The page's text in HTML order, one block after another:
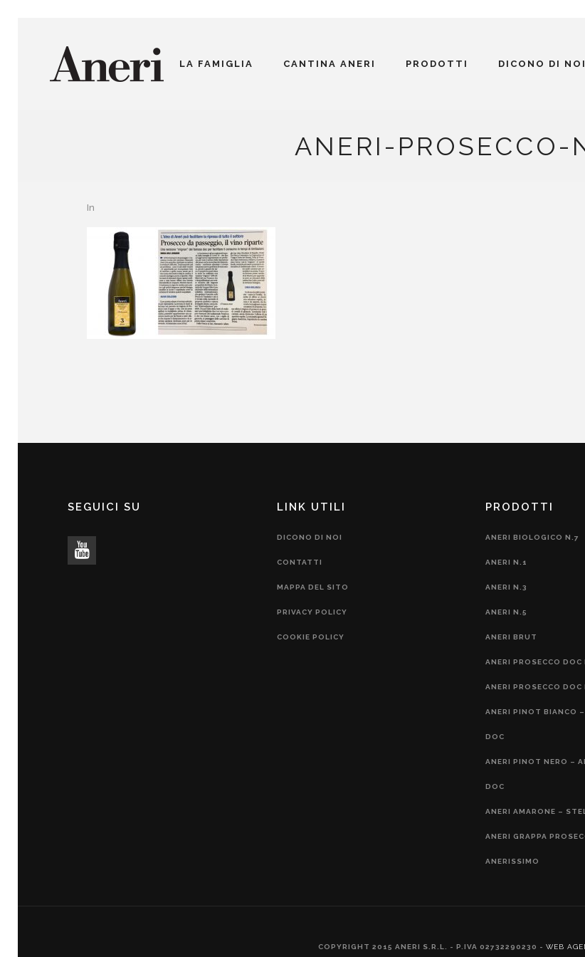
LA FAMIGLIA CANTINA ANERI PRODOTTI DICONO DI NOI
ANERI-PROSECCO-
In
SEGUICI SU LINK UTILI
DICONO DI NOI
CONTATTI
MAPPA DEL SITO
PRIVACY POLICY
COOKIE POLICY
PRODOTTI
ANERI BIOLOGICO N.7
ANERI N.1
ANERI N.3
ANERI N.5
ANERI BRUT
ANERI PROSECCO DOC
ANERI PROSECCO DOC
ANERI PINOT BIANCO
DOC
ANERI PINOT NERO –
DOC
ANERI AMARONE –
ANERI GRAPPA
ANERISSIMO
COPYRIGHT 2015 ANERI S.R.L. - P.IVA 02732290230 - WEB